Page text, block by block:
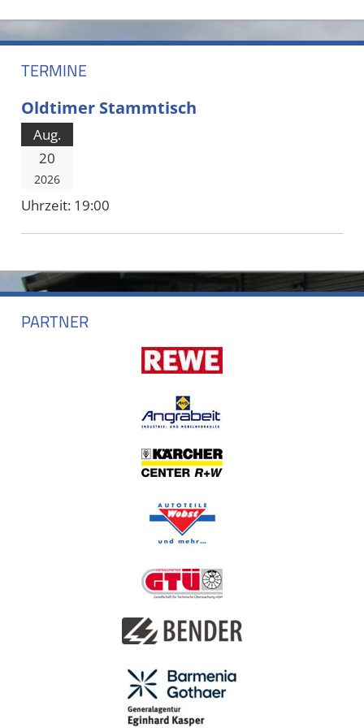
TERMINE
Oldtimer Stammtisch
Aug.
20
2026
Uhrzeit: 19:00
PARTNER